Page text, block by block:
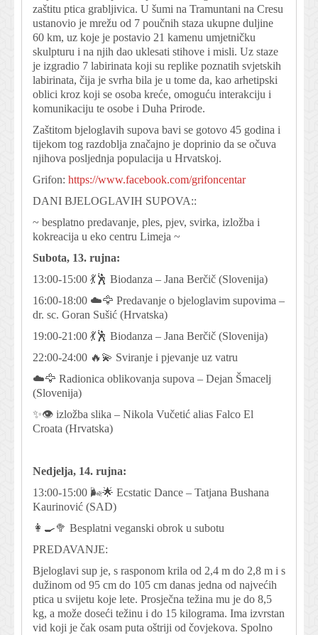
zaštitu ptica grabljivica. U šumi na Tramuntani na Cresu
ustanovio je mrežu od 7 poučnih staza ukupne duljine
60 km, uz koje je postavio 21 kamenu umjetničku
skulpturu i na njih dao uklesati stihove i misli. Uz staze
je izgradio 7 labirinata koji su replike poznatih svjetskih
labirinata, čija je svrha bila je u tome da, kao arhetipski
oblici kroz koji se osoba kreće, omoguću interakciju i
komunikaciju te osobe i Duha Prirode.
Zaštitom bjeloglavih supova bavi se gotovo 45 godina i
tijekom tog razdoblja značajno je doprinio da se očuva
njihova posljednja populacija u Hrvatskoj.
Grifon: https://www.facebook.com/grifoncentar
DANI BJELOGLAVIH SUPOVA::
~ besplatno predavanje, ples, pjev, svirka, izložba i
kokreacija u eko centru Limeja ~
Subota, 13. rujna:
13:00-15:00 💃🕺 Biodanza – Jana Berčič (Slovenija)
16:00-18:00 ☁️🦅 Predavanje o bjeloglavim supovima –
dr. sc. Goran Sušić (Hrvatska)
19:00-21:00 💃🕺 Biodanza – Jana Berčič (Slovenija)
22:00-24:00 🔥💫 Sviranje i pjevanje uz vatru
☁️🦅 Radionica oblikovanja supova – Dejan Šmacelj
(Slovenija)
✨👁 izložba slika – Nikola Vučetić alias Falco El
Croata (Hrvatska)
Nedjelja, 14. rujna:
13:00-15:00 🌬🌟 Ecstatic Dance – Tatjana Bushana
Kaurinović (SAD)
👩‍🍳🥦 Besplatni veganski obrok u subotu
PREDAVANJE:
Bjeloglavi sup je, s rasponom krila od 2,4 m do 2,8 m i s
dužinom od 95 cm do 105 cm danas jedna od najvećih
ptica u svijetu koje lete. Prosječna težina mu je do 8,5
kg, a može doseći težinu i do 15 kilograma. Ima izvrstan
vid koji je čak osam puta oštriji od čovjekova. Spolno